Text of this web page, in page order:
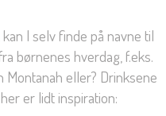
I selv finde på navne til
børnenes hverdag, f.eks.
Montanah eller? Drinksene
er lidt inspiration: